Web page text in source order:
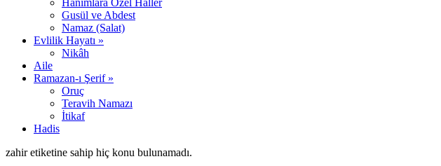
Hanımlara Özel Haller
Gusül ve Abdest
Namaz (Salat)
Evlilik Hayatı »
Nikâh
Aile
Ramazan-ı Şerif »
Oruç
Teravih Namazı
İtikaf
Hadis
zahir etiketine sahip hiç konu bulunamadı.